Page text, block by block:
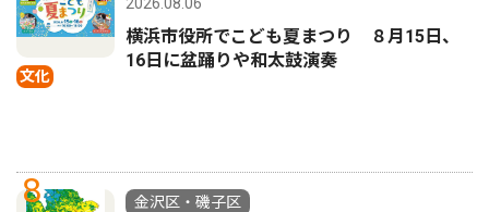
文化
横浜市役所でこども夏まつり ８月15日、
16日に盆踊りや和太鼓演奏
8
金沢区・磯子区